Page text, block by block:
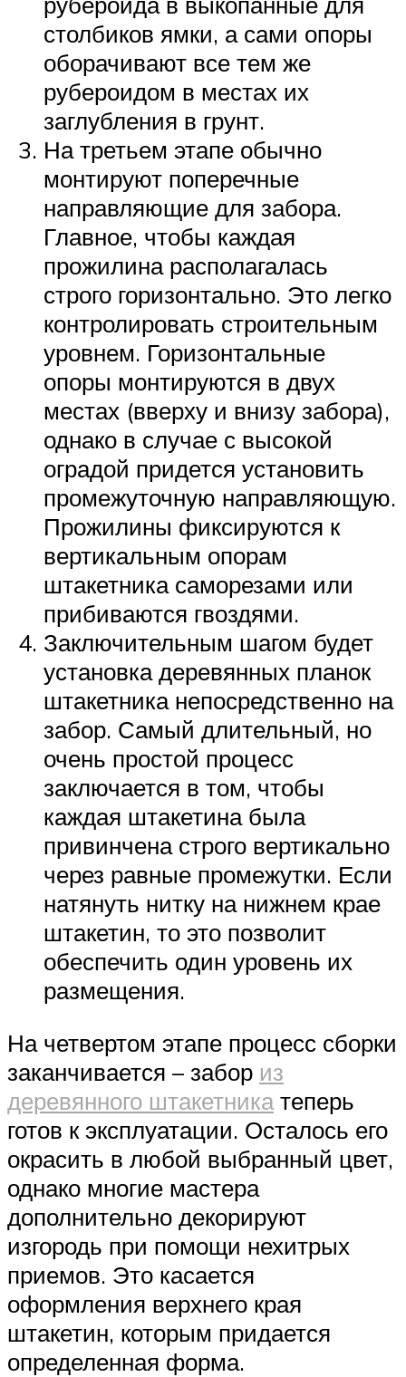
столбиков ямки, а сами опоры
оборачивают все тем же
рубероидом в местах их
заглубления в грунт.
На третьем этапе обычно
монтируют поперечные
направляющие для забора.
Главное, чтобы каждая
прожилина располагалась
строго горизонтально. Это легко
контролировать строительным
уровнем. Горизонтальные
опоры монтируются в двух
местах (вверху и внизу забора),
однако в случае с высокой
оградой придется установить
промежуточную направляющую.
Прожилины фиксируются к
вертикальным опорам
штакетника саморезами или
прибиваются гвоздями.
Заключительным шагом будет
установка деревянных планок
штакетника непосредственно на
забор. Самый длительный, но
очень простой процесс
заключается в том, чтобы
каждая штакетина была
привинчена строго вертикально
через равные промежутки. Если
натянуть нитку на нижнем крае
штакетин, то это позволит
обеспечить один уровень их
размещения.
На четвертом этапе процесс сборки
заканчивается – забор из
деревянного штакетникатеперь
готов к эксплуатации. Осталось его
окрасить в любой выбранный цвет,
однако многие мастера
дополнительно декорируют
изгородь при помощи нехитрых
приемов. Это касается
оформления верхнего края
штакетин, которым придается
определенная форма.